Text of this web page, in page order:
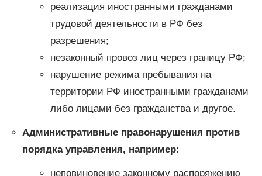
реализация иностранными гражданами
трудовой деятельности в РФ без
разрешения;
незаконный провоз лиц через границу РФ;
нарушение режима пребывания на
территории РФ иностранными гражданами
либо лицами без гражданства и другое.
Административные правонарушения против
порядка управления, например:
неповиновение законному распоряжению